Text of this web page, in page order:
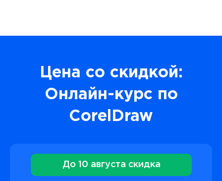
Цена со скидкой:
Онлайн-курс по
CorelDraw
До 10 августа скидка